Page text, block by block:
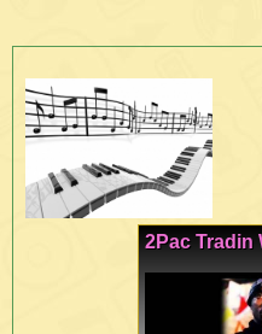
2Pac Tradin